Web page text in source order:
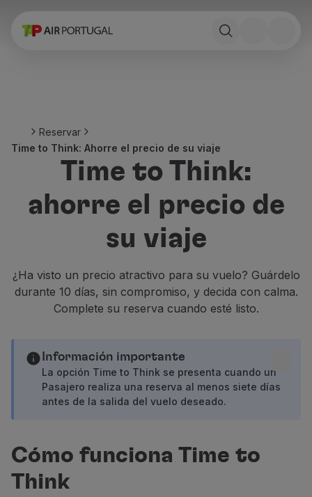
Reservar
Stopover
Información de viaje
Viajar con animales
A bordo
Volar en Business
Volar en Economy Prime
Entretenimiento
Wi-Fi
Gestionar reserva
Gestión de Reservas
TAP Vouchers
Extras
Alquilar un coche
Reservar
Time to Think: Ahorre el precio de su viaje
Time to Think:
ahorre el precio de
su viaje
¿Ha visto un precio atractivo para su vuelo? Guárdelo
durante 10 días, sin compromiso, y decida con calma.
Complete su reserva cuando esté listo.
Información importante
La opción Time to Think se presenta cuando un
Pasajero realiza una reserva al menos siete días
antes de la salida del vuelo deseado.
Cómo funciona Time to
Think